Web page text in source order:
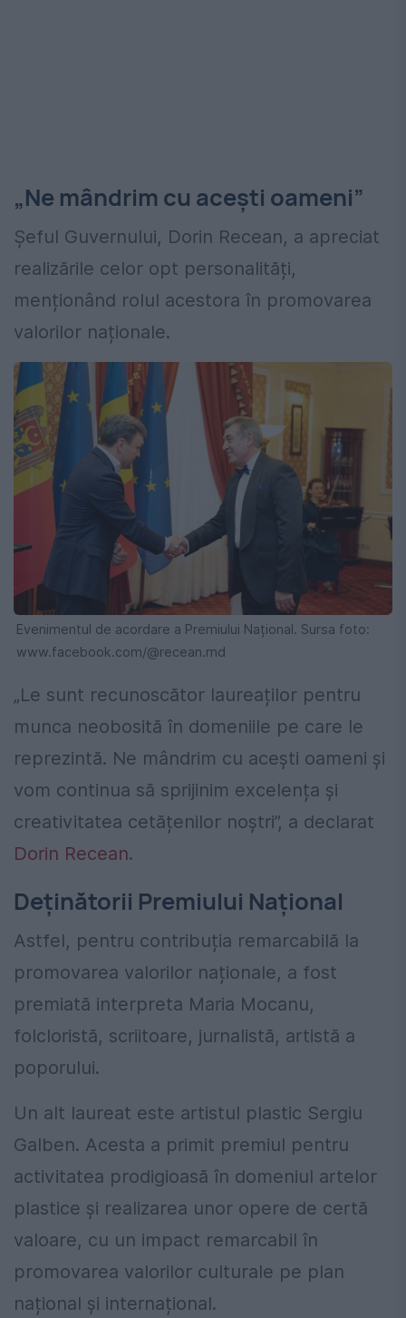
„Ne mândrim cu acești oameni”
Șeful Guvernului, Dorin Recean, a apreciat
realizările celor opt personalități,
menționând rolul acestora în promovarea
valorilor naționale.
Evenimentul de acordare a Premiului Național. Sursa foto:
www.facebook.com/@recean.md
„Le sunt recunoscător laureaților pentru
munca neobosită în domeniile pe care le
reprezintă. Ne mândrim cu acești oameni și
vom continua să sprijinim excelența și
creativitatea cetățenilor noștri”, a declarat
Dorin Recean.
Deținătorii Premiului Național
Astfel, pentru contribuția remarcabilă la
promovarea valorilor naționale, a fost
premiată interpreta Maria Mocanu,
folcloristă, scriitoare, jurnalistă, artistă a
poporului.
Un alt laureat este artistul plastic Sergiu
Galben. Acesta a primit premiul pentru
activitatea prodigioasă în domeniul artelor
plastice și realizarea unor opere de certă
valoare, cu un impact remarcabil în
promovarea valorilor culturale pe plan
național și internațional.